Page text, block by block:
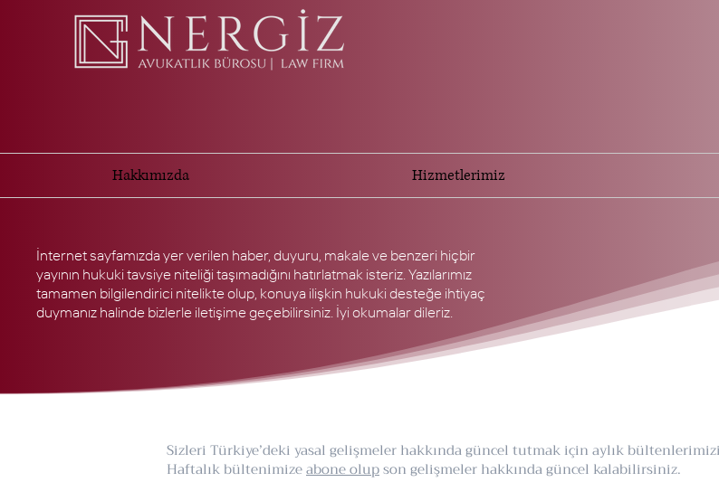
Hakkımızda Hizmetlerimiz
İnternet sayfamızda yer verilen haber, duyuru, makale ve benzeri hiçbir
yayının hukuki tavsiye niteliği taşımadığını hatırlatmak isteriz. Yazılarımız
tamamen bilgilendirici nitelikte olup, konuya ilişkin hukuki desteğe ihtiyaç
duymanız halinde bizlerle iletişime geçebilirsiniz. İyi okumalar dileriz.
Sizleri Türkiye’deki yasal gelişmeler hakkında güncel tutmak için aylık
Haftalık bültenimizeabone olupson gelişmeler hakkında güncel kalabilirsiniz.